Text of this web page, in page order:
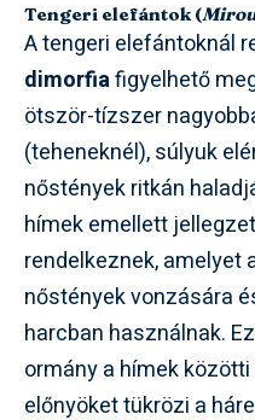
Tengeri elefántok (
A tengeri elefántoknál
dimorfiafigyelhető
ötször-tízszer
(teheneknél), súlyuk
nőstények ritkán
hímek emellett
rendelkeznek, amelyet
nőstények vonzására
harcban használnak.
ormány a hímek
előnyöket tükrözi a